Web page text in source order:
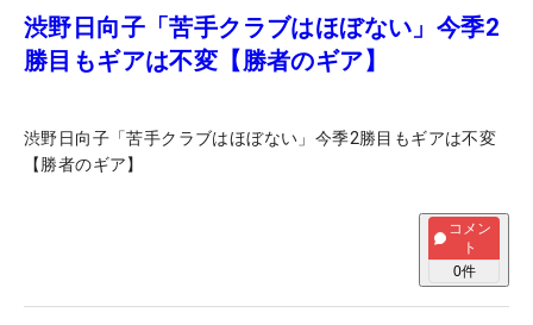
渋野日向子「苦手クラブはほぼない」今季2
勝目もギアは不変【勝者のギア】
渋野日向子「苦手クラブはほぼない」今季2勝目もギアは不変
【勝者のギア】
コメン
ト
0件